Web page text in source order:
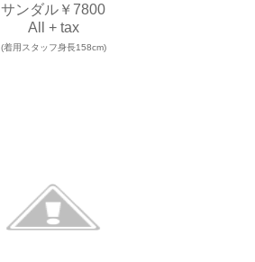
サンダル￥7800
All + tax
(着用スタッフ身長158cm)